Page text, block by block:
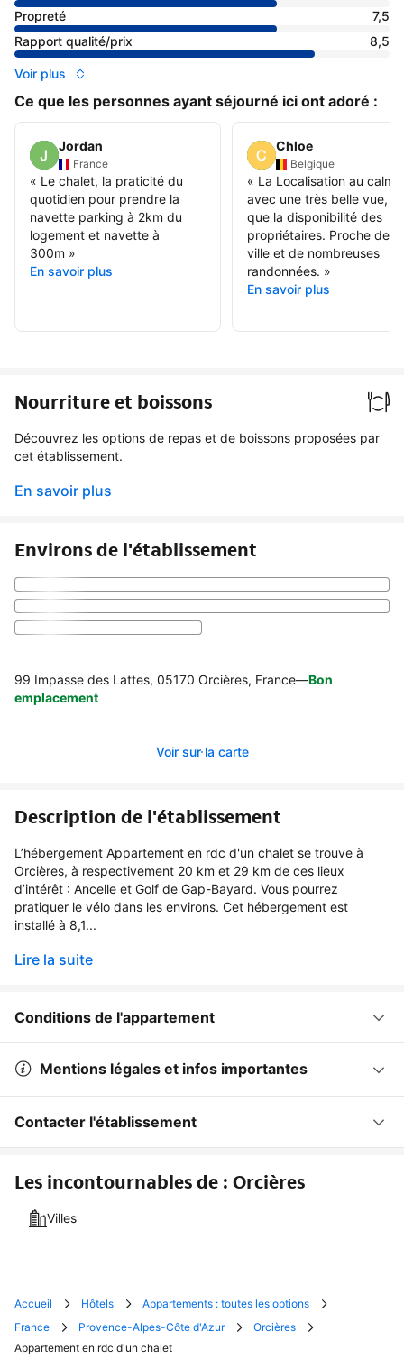
Propreté
7,5
Rapport qualité/prix
8,5
Voir plus
Ce que les personnes ayant séjourné ici ont adoré :
Jordan
France
« Le chalet, la praticité du
quotidien pour prendre la
navette parking à 2km du
logement et navette à
300m »
En savoir plus
Chloe
Belgique
« La Localisation au calme
avec une très belle vue,
que la disponibilité des
propriétaires. Proche de la
ville et de nombreuses
randonnées. »
En savoir plus
Nourriture et boissons
Découvrez les options de repas et de boissons proposées par
cet établissement.
En savoir plus
Environs de l'établissement
99 Impasse des Lattes, 05170 Orcières, France—Bon
emplacement
Voir sur la carte
Description de l'établissement
L’hébergement Appartement en rdc d'un chalet se trouve à
Orcières, à respectivement 20 km et 29 km de ces lieux
d’intérêt : Ancelle et Golf de Gap-Bayard. Vous pourrez
pratiquer le vélo dans les environs. Cet hébergement est
installé à 8,1...
Lire la suite
Conditions de l'appartement
Mentions légales et infos importantes
Contacter l'établissement
Les incontournables de : Orcières
Villes
Accueil Hôtels
Appartements : toutes les options
France
Provence-Alpes-Côte d'Azur
Orcières
Appartement en rdc d'un chalet